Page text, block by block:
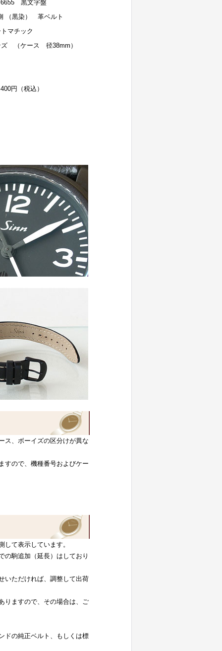
黒文字盤
（黒染） 革ベルト
マチック
ズ （ケース 径38mm）
円（税込）
ス、ボーイズの区分けが異な
すので、機種番号およびケー
て表示しています。
の駒追加（延長）はしており
いただければ、調整して出荷
りますので、その場合は、ご
ドの純正ベルト、もしくは標